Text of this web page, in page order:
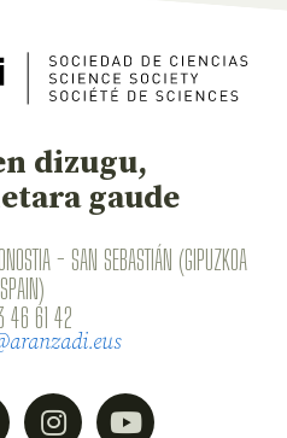
dizugu,
gaude
- SAN SEBASTIÁN (GIPUZKOA
46 61 42